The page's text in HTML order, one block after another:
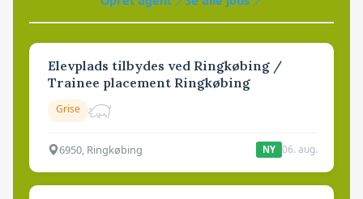
Elevplads tilbydes ved Ringkøbing /
Trainee placement Ringkøbing
Grise
6950, Ringkøbing NY 06. aug.